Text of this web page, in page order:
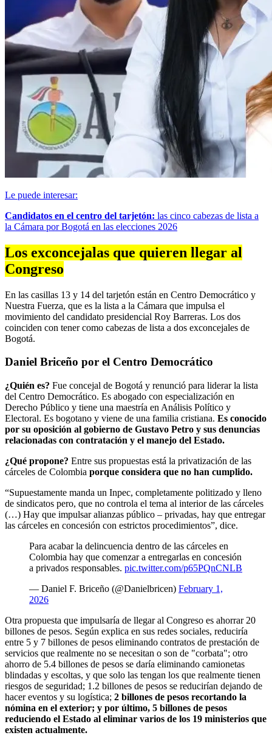
Le puede interesar:
Candidatos en el centro del tarjetón: las cinco cabezas de lista a
la Cámara por Bogotá en las elecciones 2026
Los exconcejalas que quieren llegar al
Congreso
En las casillas 13 y 14 del tarjetón están en Centro Democrático y
Nuestra Fuerza, que es la lista a la Cámara que impulsa el
movimiento del candidato presidencial Roy Barreras. Los dos
coinciden con tener como cabezas de lista a dos exconcejales de
Bogotá.
Daniel Briceño por el Centro Democrático
¿Quién es? Fue concejal de Bogotá y renunció para liderar la lista
del Centro Democrático. Es abogado con especialización en
Derecho Público y tiene una maestría en Análisis Político y
Electoral. Es bogotano y viene de una familia cristiana. Es conocido
por su oposición al gobierno de Gustavo Petro y sus denuncias
relacionadas con contratación y el manejo del Estado.
¿Qué propone? Entre sus propuestas está la privatización de las
cárceles de Colombia porque considera que no han cumplido.
“Supuestamente manda un Inpec, completamente politizado y lleno
de sindicatos pero, que no controla el tema al interior de las cárceles
(…) Hay que impulsar alianzas público – privadas, hay que entregar
las cárceles en concesión con estrictos procedimientos”, dice.
Para acabar la delincuencia dentro de las cárceles en
Colombia hay que comenzar a entregarlas en concesión
a privados responsables. pic.twitter.com/p65PQnCNLB
— Daniel F. Briceño (@Danielbricen) February 1,
2026
Otra propuesta que impulsaría de llegar al Congreso es ahorrar 20
billones de pesos. Según explica en sus redes sociales, reduciría
entre 5 y 7 billones de pesos eliminando contratos de prestación de
servicios que realmente no se necesitan o son de "corbata"; otro
ahorro de 5.4 billones de pesos se daría eliminando camionetas
blindadas y escoltas, y que solo las tengan los que realmente tienen
riesgos de seguridad; 1.2 billones de pesos se reducirían dejando de
hacer eventos y su logística; 2 billones de pesos recortando la
nómina en el exterior; y por último, 5 billones de pesos
reduciendo el Estado al eliminar varios de los 19 ministerios que
existen actualmente.